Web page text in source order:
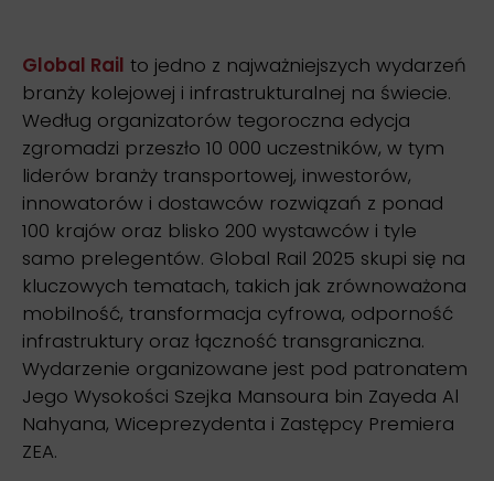
Global Rail to jedno z najważniejszych wydarzeń
branży kolejowej i infrastrukturalnej na świecie.
Według organizatorów tegoroczna edycja
zgromadzi przeszło 10 000 uczestników, w tym
liderów branży transportowej, inwestorów,
innowatorów i dostawców rozwiązań z ponad
100 krajów oraz blisko 200 wystawców i tyle
samo prelegentów. Global Rail 2025 skupi się na
kluczowych tematach, takich jak zrównoważona
mobilność, transformacja cyfrowa, odporność
infrastruktury oraz łączność transgraniczna.
Wydarzenie organizowane jest pod patronatem
Jego Wysokości Szejka Mansoura bin Zayeda Al
Nahyana, Wiceprezydenta i Zastępcy Premiera
ZEA.